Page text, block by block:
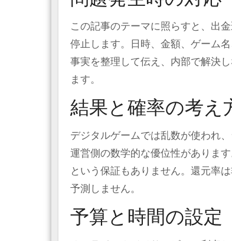
この記事のテーマに照らすと、出
停止します。日時、金額、ゲーム
事実を整理して伝え、内部で解決
ます。
結果と確率の考え
デジタルゲームでは乱数が使われ
運営側の数学的な優位性がありま
という保証もありません。還元率
予測しません。
予算と時間の設定